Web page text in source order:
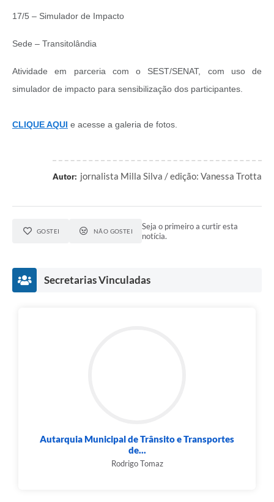
17/5 – Simulador de Impacto
Sede – Transitolândia
Atividade em parceria com o SEST/SENAT, com uso de
simulador de impacto para sensibilização dos participantes.
CLIQUE AQUI e acesse a galeria de fotos.
Autor: jornalista Milla Silva / edição: Vanessa Trotta
GOSTEI NÃO GOSTEI
Seja o primeiro a curtir esta
notícia.
Secretarias Vinculadas
Autarquia Municipal de Trânsito e Transportes
de...
Rodrigo Tomaz